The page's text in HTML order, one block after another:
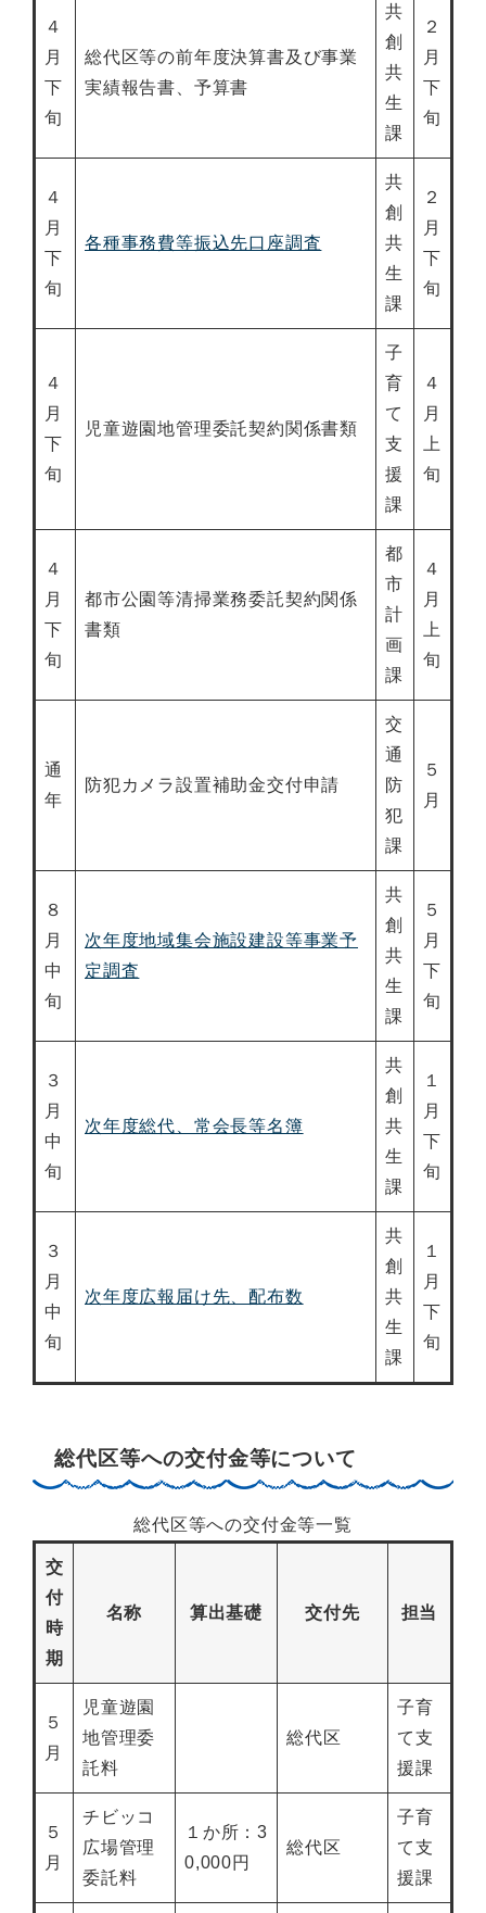
４
月
下
旬
総代区等の前年度決算書及び事業
実績報告書、予算書
共
創
共
生
課
２
月
下
旬
４
月
下
旬
各種事務費等振込先口座調査
共
創
共
生
課
２
月
下
旬
４
月
下
旬
児童遊園地管理委託契約関係書類
子
育
て
支
援
課
４
月
上
旬
４
月
下
旬
都市公園等清掃業務委託契約関係
書類
都
市
計
画
課
４
月
上
旬
通
年
防犯カメラ設置補助金交付申請
交
通
防
犯
課
５
月
８
月
中
旬
次年度地域集会施設建設等事業予
定調査
共
創
共
生
課
５
月
下
旬
３
月
中
旬
次年度総代、常会長等名簿
共
創
共
生
課
１
月
下
旬
３
月
中
旬
次年度広報届け先、配布数
共
創
共
生
課
１
月
下
旬
総代区等への交付金等について
総代区等への交付金等一覧
交
付
時
期
名称 算出基礎 交付先 担当
５
月
児童遊園
地管理委
託料
総代区
子育
て支
援課
５
月
チビッコ
広場管理
委託料
１か所：3
0,000円
総代区
子育
て支
援課